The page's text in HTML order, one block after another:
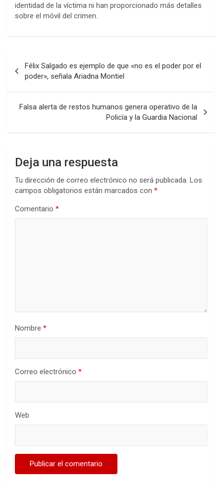
identidad de la víctima ni han proporcionado más detalles
sobre el móvil del crimen.
de
entradas
Félix Salgado es ejemplo de que «no es el poder por el
poder», señala Ariadna Montiel
Falsa alerta de restos humanos genera operativo de la
Policía y la Guardia Nacional
Deja una respuesta
Tu dirección de correo electrónico no será publicada. Los
campos obligatorios están marcados con *
Comentario *
Nombre *
Correo electrónico *
Web